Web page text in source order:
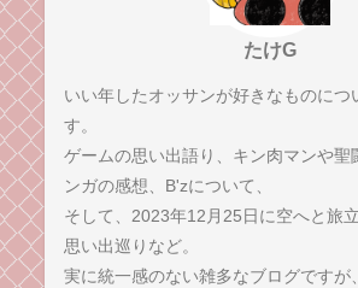
たけG
いい年したオッサンが好きなものにつ
す。
ゲームの思い出語り、キン肉マンや聖
ンガの感想、B'zについて、
そして、2023年12月25日に空へと旅
思い出巡りなど。
実に統一感のない雑多なブログですが